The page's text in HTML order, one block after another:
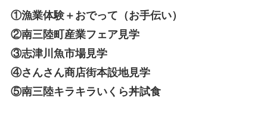
①漁業体験＋おでって（お手伝い）
②南三陸町産業フェア見学
③志津川魚市場見学
④さんさん商店街本設地見学
⑤南三陸キラキラいくら丼試食